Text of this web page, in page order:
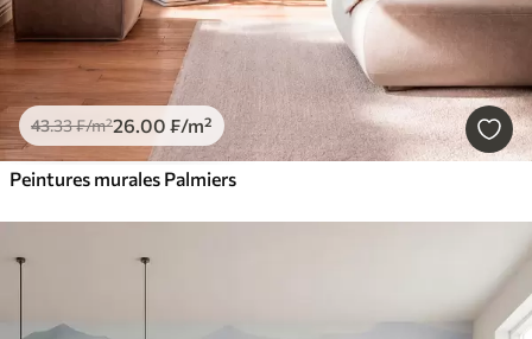
43.33₣/m²26.00 ₣/m²
Peintures murales Palmiers